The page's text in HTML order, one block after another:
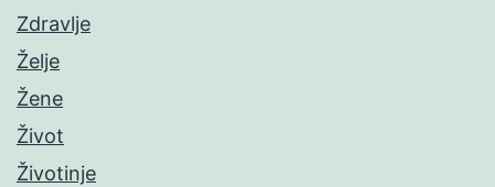
Zdravlje
Želje
Žene
Život
Životinje